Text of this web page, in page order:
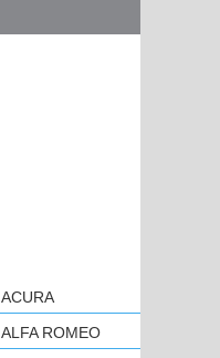
ACURA
ALFA ROMEO